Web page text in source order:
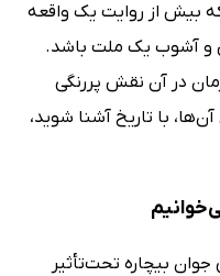
که بیش از روایت یک واقعه
و آشوب یک ملت باشد.
در آن نقش پررنگی
با تاریخ آشنا شوید،
بیچاره تحت‌تأثیر